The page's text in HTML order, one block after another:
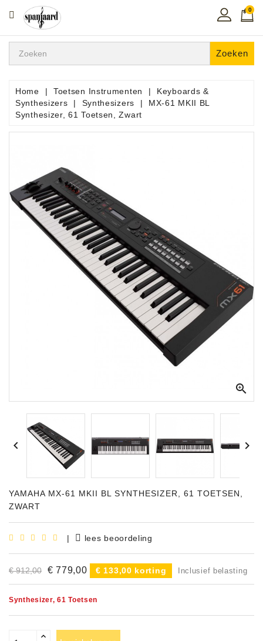
CATEGORIE
Home
In
De
Regio
Hifi
Snaarinstrumenten
Versterking
Instrumenten
Accessoires
DEMO
MODELLEN
0
Zoeken
Home Toetsen Instrumenten
Keyboards &
Synthesizers
Synthesizers
MX-61 MKII BL
Synthesizer, 61 Toetsen, Zwart

 
YAMAHA MX-61 MKII BL SYNTHESIZER, 61 TOETSEN,
ZWART
| lees beoordeling
€ 912,00 € 779,00 € 133,00 korting Inclusief belasting
Synthesizer, 61 Toetsen